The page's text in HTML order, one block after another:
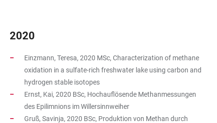
2020
Einzmann, Teresa, 2020 MSc, Characterization of methane
oxidation in a sulfate-rich freshwater lake using carbon and
hydrogen stable isotopes
Ernst, Kai, 2020 BSc, Hochauflösende Methanmessungen
des Epilimnions im Willersinnweiher
Gruß, Savinja, 2020 BSc, Produktion von Methan durch